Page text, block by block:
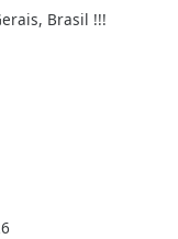
Brasil !!!